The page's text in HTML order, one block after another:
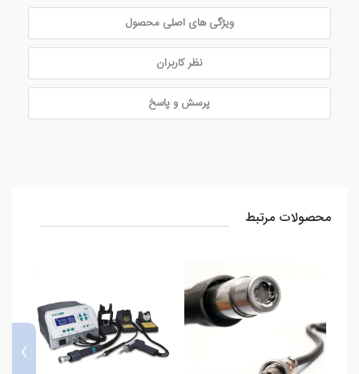
ویژگی های اصلی محصول
نظر کاربران
پرسش و پاسخ
محصولات مرتبط
›